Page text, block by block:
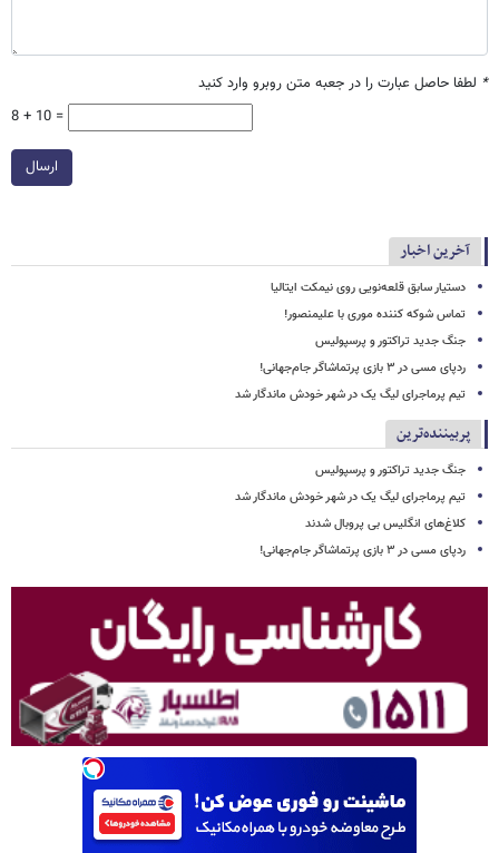
* لطفا حاصل عبارت را در جعبه متن روبرو وارد کنید
8 + 10 =
ارسال
آخرین اخبار
دستیار سابق قلعه‌نویی روی نیمکت ایتالیا
تماس شوکه کننده موری با علیمنصور!
جنگ جدید تراکتور و پرسپولیس
ردپای مسی در ۳ بازی پرتماشاگر جام‌جهانی!
تیم پرماجرای لیگ یک در شهر خودش ماندگار شد
پربیننده‌ترین
جنگ جدید تراکتور و پرسپولیس
تیم پرماجرای لیگ یک در شهر خودش ماندگار شد
کلاغ‌های انگلیس بی پروبال شدند
ردپای مسی در ۳ بازی پرتماشاگر جام‌جهانی!